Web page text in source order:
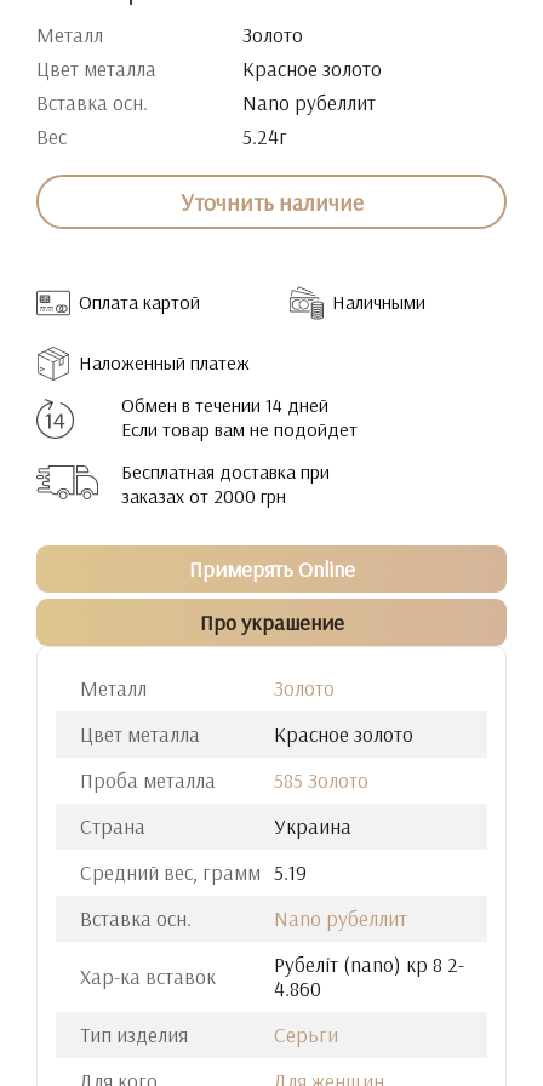
Металл
Золото
Цвет металла
Красное золото
Вставка осн.
Nano рубеллит
Вес
5.24г
Уточнить наличие
Оплата картой Наличными
Наложенный платеж
Обмен в течении 14 дней
Если товар вам не подойдет
Бесплатная доставка при
заказах от 2000 грн
Примерять Online
Про украшение
Металл
Золото
Цвет металла
Красное золото
Проба металла
585 Золото
Страна
Украина
Средний вес, грамм 5.19
Вставка осн.
Nano рубеллит
Хар-ка вставок
Рубелiт (nano) кр 8 2-
4.860
Тип изделия
Серьги
Для кого
Для женщин